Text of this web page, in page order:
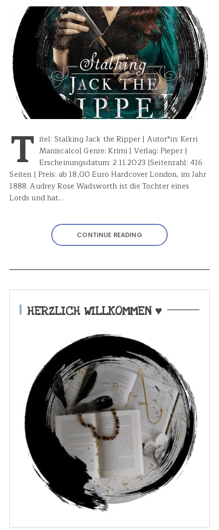
T itel: Stalking Jack the Ripper | Autor*in: Kerri
Maniscalco| Genre: Krimi | Verlag: Pieper |
Erscheinungsdatum: 2.11.2023 |Seitenzahl: 416
Seiten | Preis: ab 18,00 Euro Hardcover London, im Jahr
1888. Audrey Rose Wadsworth ist die Tochter eines
Lords und hat…
CONTINUE READING
HERZLICH WILLKOMMEN ♥